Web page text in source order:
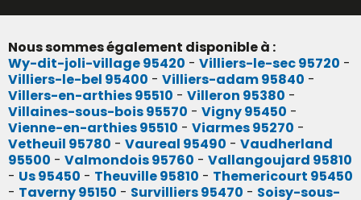
Nous sommes également disponible à :
Wy-dit-joli-village 95420 - Villiers-le-sec 95720 -
Villiers-le-bel 95400 - Villiers-adam 95840 -
Villers-en-arthies 95510 - Villeron 95380 -
Villaines-sous-bois 95570 - Vigny 95450 -
Vienne-en-arthies 95510 - Viarmes 95270 -
Vetheuil 95780 - Vaureal 95490 - Vaudherland
95500 - Valmondois 95760 - Vallangoujard 95810
- Us 95450 - Theuville 95810 - Themericourt 95450
- Taverny 95150 - Survilliers 95470 - Soisy-sous-